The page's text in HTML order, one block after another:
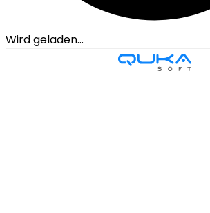
Wird geladen...